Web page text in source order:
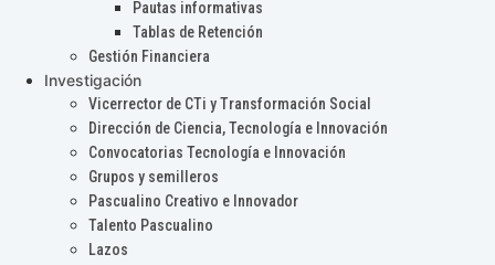
Pautas informativas
Tablas de Retención
Gestión Financiera
Investigación
Vicerrector de CTi y Transformación Social
Dirección de Ciencia, Tecnología e Innovación
Convocatorias Tecnología e Innovación
Grupos y semilleros
Pascualino Creativo e Innovador
Talento Pascualino
Lazos